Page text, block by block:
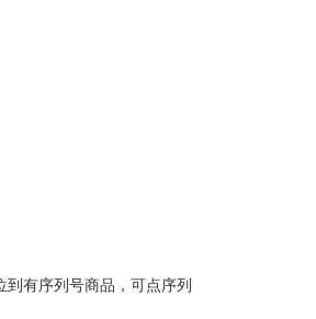
到有序列号商品，可点序列